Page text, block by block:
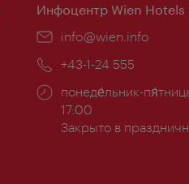
Инфоцентр Wien Hotels
Эл.
info@wien.info
Телефон:
+43-1-24 555
Часы
работы:
понеде́льник-
17:00
Закрыто в